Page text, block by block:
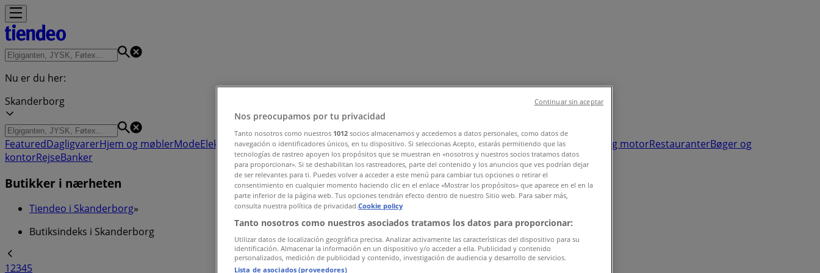
Nu er du her:
Skanderborg
FeaturedDagligvarerHjem og møblerModeElektronik og hvidevarerByggemarkederSportLegetøj og babyKosmetik og sundhed Biler og motorRestauranterBøger og
kontorRejseBanker
Butikker i nærheten
Tiendeo i Skanderborg»
Butiksindeks i Skanderborg
12345
Nos preocupamos por tu privacidad
Tanto nosotros como nuestros 1012 socios almacenamos y accedemos a datos personales, como datos de
navegación o identificadores únicos, en tu dispositivo. Si seleccionas Acepto, estarás permitiendo que las
tecnologías de rastreo apoyen los propósitos que se muestran en «nosotros y nuestros socios tratamos datos
para proporcionar». Si se deshabilitan los rastreadores, parte del contenido y los anuncios que ves podrían dejar
de ser relevantes para ti. Puedes volver a acceder a este menú para cambiar tus opciones o retirar el
consentimiento en cualquier momento haciendo clic en el enlace «Mostrar los propósitos» que aparece en el en la
parte inferior de la página web. Tus opciones tendrán efecto dentro de nuestro Sitio web. Para saber más,
consulta nuestra política de privacidad.Cookie policy
Tanto nosotros como nuestros asociados tratamos los datos para proporcionar:
Utilizar datos de localización geográfica precisa. Analizar activamente las características del dispositivo para su
identificación. Almacenar la información en un dispositivo y/o acceder a ella. Publicidad y contenido
personalizados, medición de publicidad y contenido, investigación de audiencia y desarrollo de servicios.
Lista de asociados (proveedores)
Continuar sin aceptar